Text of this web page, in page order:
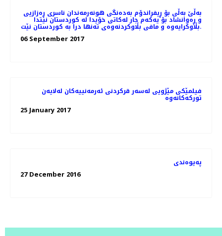
بەڵێ بەڵی بۆ ڕیفراندۆم بەدەنگی هونەرمەندان ناسری رەزازیی
و ڕەوانشاد بۆ یەکەم جار لەکاتی خۆیدا لە کوردستان نێتدا
بڵاوکرایەوە و مافی بڵاوکردنەوەی تەنها درا بە کوردستان نێت.
06 September 2017
فیلمێکی مێژویی لەسەر قرکردنی ئەرمەنییەکان لەلایەن
تورکەکانەوە
25 January 2017
پەیوەندی
27 December 2016